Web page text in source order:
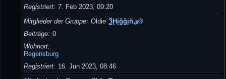
Registriert
7. Feb 2023, 09:20
Mitglieder der Gruppe
Oldie
ѮḨįğğįñى®
Beiträge
0
Wohnort
Regensburg
Registriert
16. Jun 2023, 08:46